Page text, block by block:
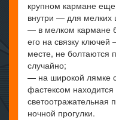
крупном кармане
внутри — для
— в мелком кармане
его на связку
месте, не болтаются
случайно;
— на широкой лямке
фастексом
светоотражательная
ночной прогулки.